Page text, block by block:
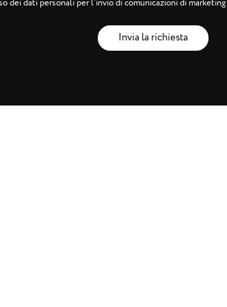
dei dati personali per l'invio di comunicazioni di marketing
Invia la richiesta